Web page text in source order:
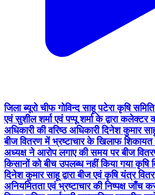
जिला ब्यूरो चीफ गोविन्द साहू पटेरा कृषि
एवं सुशील शर्मा एवं पप्पू शर्मा के द्वारा कलेक्टर
अधिकारी की वरिष्ठ अधिकारी दिनेश कुमार
बीज वितरण में भ्रष्टाचार के खिलाफ शिकायत
अध्यक्ष ने आरोप लगाए की समय पर बीज
किसानों को बीच उपलब्ध नहीं किया गया कृषि
दिनेश कुमार साहू द्वारा बीज एवं कृषि यंत्र
अनियमितता एवं भ्रष्टाचार की निष्पक्ष जाँच